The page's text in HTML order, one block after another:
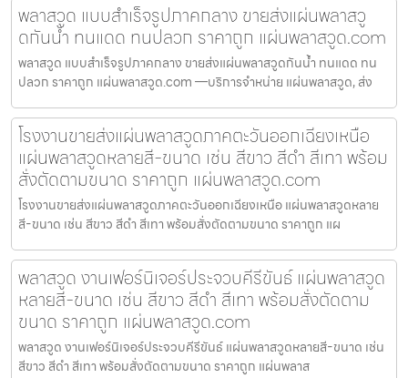
พลาสวูด แบบสำเร็จรูปภาคกลาง ขายส่งแผ่นพลาสวู
ดกันน้ำ ทนแดด ทนปลวก ราคาถูก แผ่นพลาสวูด.com
พลาสวูด แบบสำเร็จรูปภาคกลาง ขายส่งแผ่นพลาสวูดกันน้ำ ทนแดด ทน
ปลวก ราคาถูก แผ่นพลาสวูด.com —บริการจำหน่าย แผ่นพลาสวูด, ส่ง
โรงงานขายส่งแผ่นพลาสวูดภาคตะวันออกเฉียงเหนือ
แผ่นพลาสวูดหลายสี-ขนาด เช่น สีขาว สีดำ สีเทา พร้อม
สั่งตัดตามขนาด ราคาถูก แผ่นพลาสวูด.com
โรงงานขายส่งแผ่นพลาสวูดภาคตะวันออกเฉียงเหนือ แผ่นพลาสวูดหลาย
สี-ขนาด เช่น สีขาว สีดำ สีเทา พร้อมสั่งตัดตามขนาด ราคาถูก แผ
พลาสวูด งานเฟอร์นิเจอร์ประจวบคีรีขันธ์ แผ่นพลาสวูด
หลายสี-ขนาด เช่น สีขาว สีดำ สีเทา พร้อมสั่งตัดตาม
ขนาด ราคาถูก แผ่นพลาสวูด.com
พลาสวูด งานเฟอร์นิเจอร์ประจวบคีรีขันธ์ แผ่นพลาสวูดหลายสี-ขนาด เช่น
สีขาว สีดำ สีเทา พร้อมสั่งตัดตามขนาด ราคาถูก แผ่นพลาส